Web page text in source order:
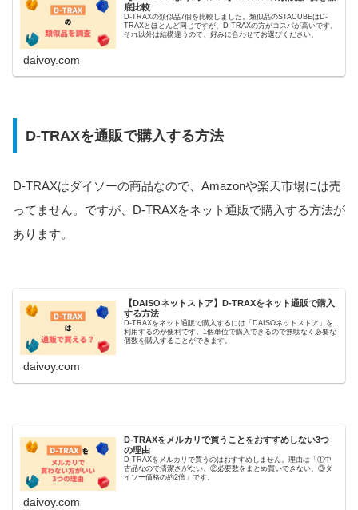
底比較
D-TRAXの類似品7個を比較しました。類似品のSTACUBEはD-
TRAXとほとんど同じですが、D-TRAXの方がコスパが高いです。
それ以外は結構違うので、好みに合わせてお選びください。
daivoy.com
D-TRAXを通販で購入する方法
D-TRAXはダイソーの商品なので、Amazonや楽天市場には売
ってません。ですが、D-TRAXをネット通販で購入する方法が
あります。
【DAISOネットストア】D-TRAXをネット通販で購入
する方法
D-TRAXをネット通販で購入するには「DAISOネットストア」を
利用するのが便利です。1個単位で購入できるので無駄なく必要な
個数を購入することができます。
daivoy.com
D-TRAXをメルカリで買うことをおすすめしない3つ
の理由
D-TRAXをメルカリで買うのはおすすめしません。理由は「①中
古品なので清潔さがない、②必要数をまとめ買いできない、③ダ
イソー価格の約2倍」です。
daivoy.com